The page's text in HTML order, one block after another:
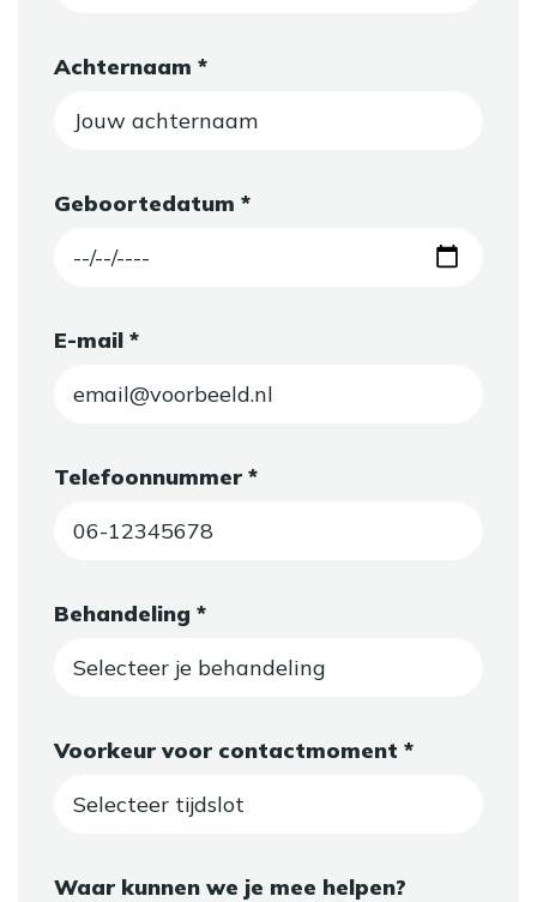
Achternaam *
Geboortedatum *
E-mail *
Telefoonnummer *
Behandeling *
Voorkeur voor contactmoment *
Waar kunnen we je mee helpen?